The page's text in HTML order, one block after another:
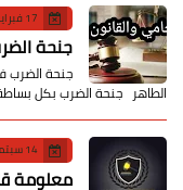
17 فبراير 2023
جنحة
جنحة الضرب
الطاهر جنحة الضرب بكل
14 سبتمبر 2022
معلومة